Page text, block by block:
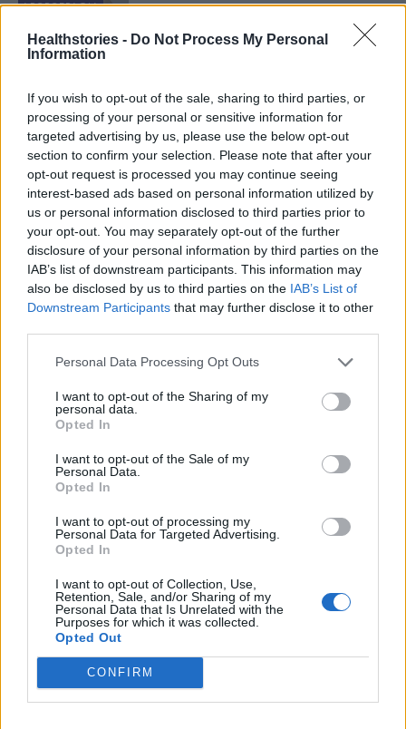
Healthstories - Do Not Process My Personal
Information
If you wish to opt-out of the sale, sharing to third parties, or
processing of your personal or sensitive information for
targeted advertising by us, please use the below opt-out
section to confirm your selection. Please note that after your
opt-out request is processed you may continue seeing
interest-based ads based on personal information utilized by
us or personal information disclosed to third parties prior to
your opt-out. You may separately opt-out of the further
disclosure of your personal information by third parties on the
IAB’s list of downstream participants. This information may
also be disclosed by us to third parties on the IAB’s List of
Downstream Participants that may further disclose it to other
Personal Data Processing Opt Outs
I want to opt-out of the Sharing of my
personal data.
Opted In
I want to opt-out of the Sale of my
Personal Data.
Opted In
I want to opt-out of processing my
Personal Data for Targeted Advertising.
Opted In
I want to opt-out of Collection, Use,
Retention, Sale, and/or Sharing of my
Personal Data that Is Unrelated with the
Purposes for which it was collected.
Opted Out
CONFIRM
ΑΡΘΡΟΓΡΑΦΊΑ
ΑΡΘΡΟΓΡΑΦΊΑ
κάπνισμα;
ΔΙΑΤΡΟΦΉ
Ο ρόλος της διατροφής στην
αντιμετώπιση της ψωρίασης
16 Ιουλίου 2022
Τι πρέπει να προσέξουν οι
ασθενείς με ψωρίαση το
καλοκαίρι
16 Ιουνίου 2022
Τελευταία Νέα
λέτε σε έναν επισκέπτη
27 Φεβρουαρίου 2026
Πάνω από 100 μωρά έχουν
γεννηθεί μέσω εξωσωματικής, με
την υποστήριξη της Be-Live
27 Φεβρουαρίου 2026